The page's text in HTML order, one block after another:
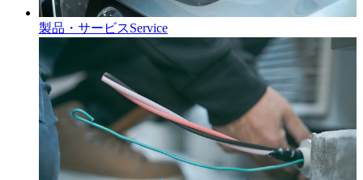
製品・サービスService